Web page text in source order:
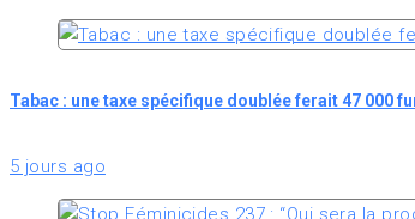
Tabac : une taxe spécifique doublée ferait 47 000
5 jours ago